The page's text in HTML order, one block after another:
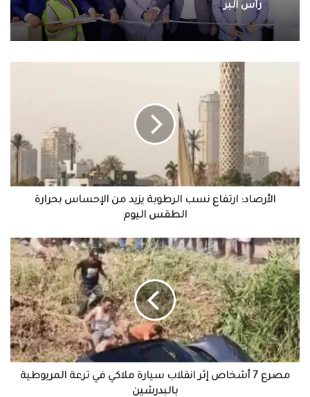
رأس البر
الإحساس
بحرارة
الطقس
الأرصاد: ارتفاع نسب الرطوبة يزيد من الإحساس بحرارة
الطقس اليوم
مصرع
7
أشخاص
إثر
انقلاب
سيارة
ملاكي
في
ترعة
المريوطية
مصرع 7 أشخاص إثر انقلاب سيارة ملاكي في ترعة المريوطية
بالبدرشين